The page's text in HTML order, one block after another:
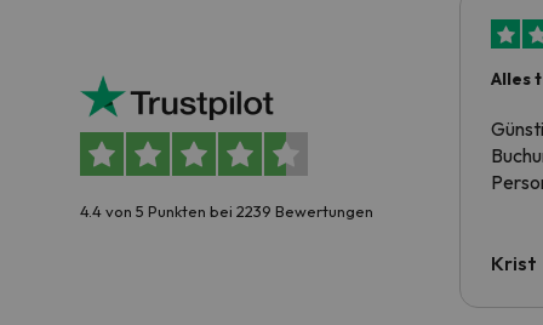
4.4 von 5 Punkten bei 2239 Bewertungen
Alles
Krist